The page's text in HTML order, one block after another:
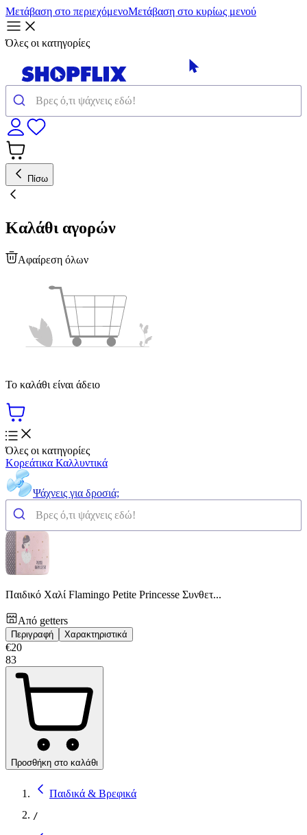
Μετάβαση στο περιεχόμενοΜετάβαση στο κυρίως μενού
Όλες οι κατηγορίες
Πίσω
Καλάθι αγορών
Αφαίρεση όλων
Το καλάθι είναι άδειο
Όλες οι κατηγορίες
Κορεάτικα Καλλυντικά
Ψάχνεις για δροσιά;
Παιδικό Χαλί Flamingo Petite Princesse Συνθετ...
Από getters
Περιγραφή Χαρακτηριστικά
€20
83
Προσθήκη στο καλάθι
Παιδικά & Βρεφικά
/